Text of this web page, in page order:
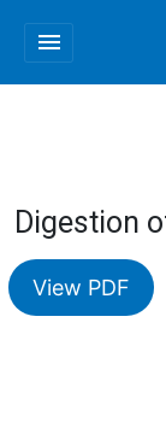
menu
Digestion
View PDF